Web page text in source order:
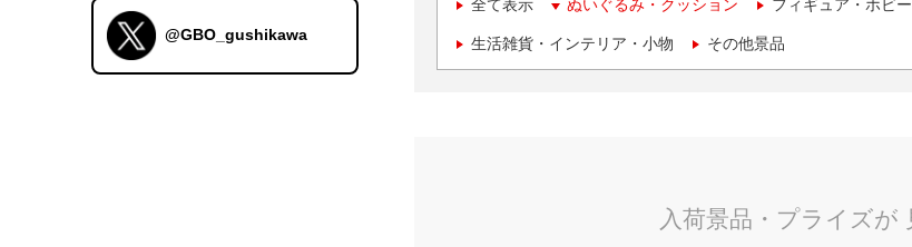
全て表示 ぬいぐるみ・クッション フィギュア・ホビー
生活雑貨・インテリア・小物 その他景品
@GBO_gushikawa